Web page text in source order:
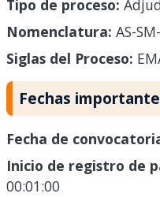
Tipo de proceso:
Nomenclatura: AS-
Siglas del Proceso:
Fechas
Fecha de
Inicio de registro de
00:01:00